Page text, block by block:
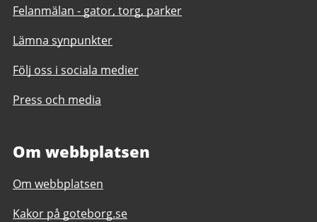
Felanmälan - gator, torg, parker
Lämna synpunkter
Följ oss i sociala medier
Press och media
Om webbplatsen
Om webbplatsen
Kakor på goteborg.se